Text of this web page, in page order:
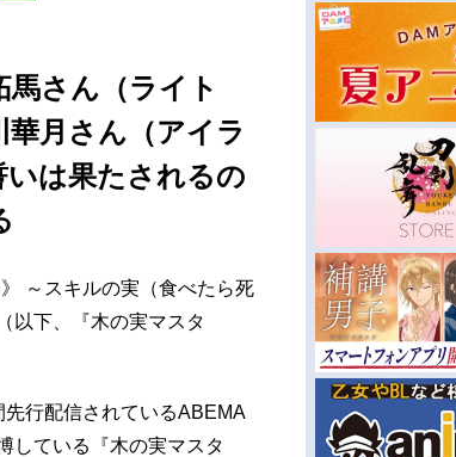
さん（ライト
月さん（アイラ
は果たされるの
～スキルの実（食べたら死
以下、『木の実マスタ
行配信されているABEMA
している『木の実マスタ